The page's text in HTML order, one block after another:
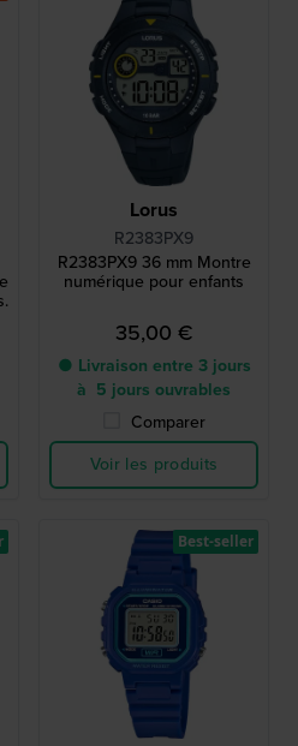
Lorus
R2383PX9
R2383PX9 36 mm Montre
numérique pour enfants
35,00 €
● Livraison entre 3 jours
à 5 jours ouvrables
Comparer
Voir les produits
Best-seller